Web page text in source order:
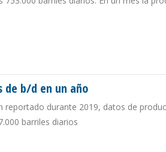
de b/d en un año
reportado durante 2019, datos de
barriles diarios